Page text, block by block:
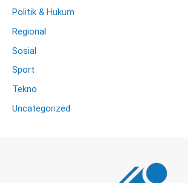
Politik & Hukum
Regional
Sosial
Sport
Tekno
Uncategorized